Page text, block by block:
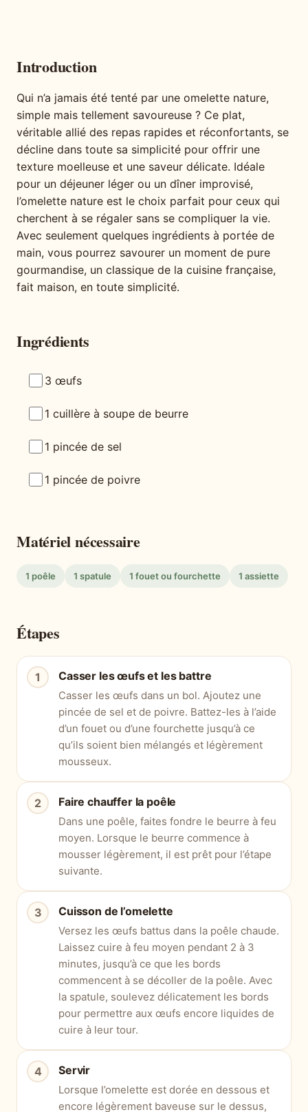
Introduction
Qui n’a jamais été tenté par une omelette nature,
simple mais tellement savoureuse ? Ce plat,
véritable allié des repas rapides et réconfortants, se
décline dans toute sa simplicité pour offrir une
texture moelleuse et une saveur délicate. Idéale
pour un déjeuner léger ou un dîner improvisé,
l’omelette nature est le choix parfait pour ceux qui
cherchent à se régaler sans se compliquer la vie.
Avec seulement quelques ingrédients à portée de
main, vous pourrez savourer un moment de pure
gourmandise, un classique de la cuisine française,
fait maison, en toute simplicité.
Ingrédients
3 œufs
1 cuillère à soupe de beurre
1 pincée de sel
1 pincée de poivre
Matériel nécessaire
1 poêle 1 spatule 1 fouet ou fourchette 1 assiette
Étapes
Casser les œufs et les battre
Casser les œufs dans un bol. Ajoutez une
pincée de sel et de poivre. Battez-les à l’aide
d’un fouet ou d’une fourchette jusqu’à ce
qu’ils soient bien mélangés et légèrement
mousseux.
Faire chauffer la poêle
Dans une poêle, faites fondre le beurre à feu
moyen. Lorsque le beurre commence à
mousser légèrement, il est prêt pour l’étape
suivante.
Cuisson de l’omelette
Versez les œufs battus dans la poêle chaude.
Laissez cuire à feu moyen pendant 2 à 3
minutes, jusqu’à ce que les bords
commencent à se décoller de la poêle. Avec
la spatule, soulevez délicatement les bords
pour permettre aux œufs encore liquides de
cuire à leur tour.
Servir
Lorsque l’omelette est dorée en dessous et
encore légèrement baveuse sur le dessus,